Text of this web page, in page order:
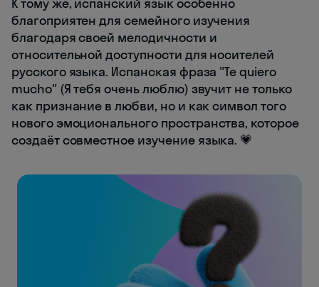
К тому же, испанский язык особенно
благоприятен для семейного изучения
благодаря своей мелодичности и
относительной доступности для носителей
русского языка. Испанская фраза "Te quiero
mucho" (Я тебя очень люблю) звучит не только
как признание в любви, но и как символ того
нового эмоционального пространства, которое
создаёт совместное изучение языка. 💗